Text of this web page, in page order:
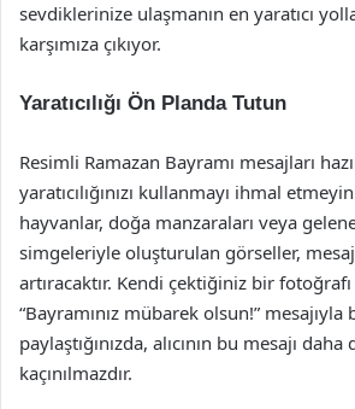
sevdiklerinize ulaşmanın en yaratıcı
karşımıza çıkıyor.
Yaratıcılığı Ön Planda Tutun
Resimli Ramazan Bayramı mesajları
yaratıcılığınızı kullanmayı ihmal
hayvanlar, doğa manzaraları veya
simgeleriyle oluşturulan görseller,
artıracaktır. Kendi çektiğiniz bir
“Bayramınız mübarek olsun!” mesajıyla
paylaştığınızda, alıcının bu mesajı
kaçınılmazdır.